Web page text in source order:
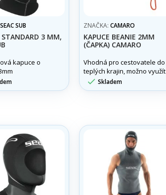
SEAC SUB
STANDARD 3 MM,
kapuce o
ZNAČKA: CAMARO
KAPUCE BEANIE 2MM
(ČAPKA) CAMARO
Vhodná pro cestovatele do
teplých krajin, možno využít
i na jiné vodní sporty.
 Skladem